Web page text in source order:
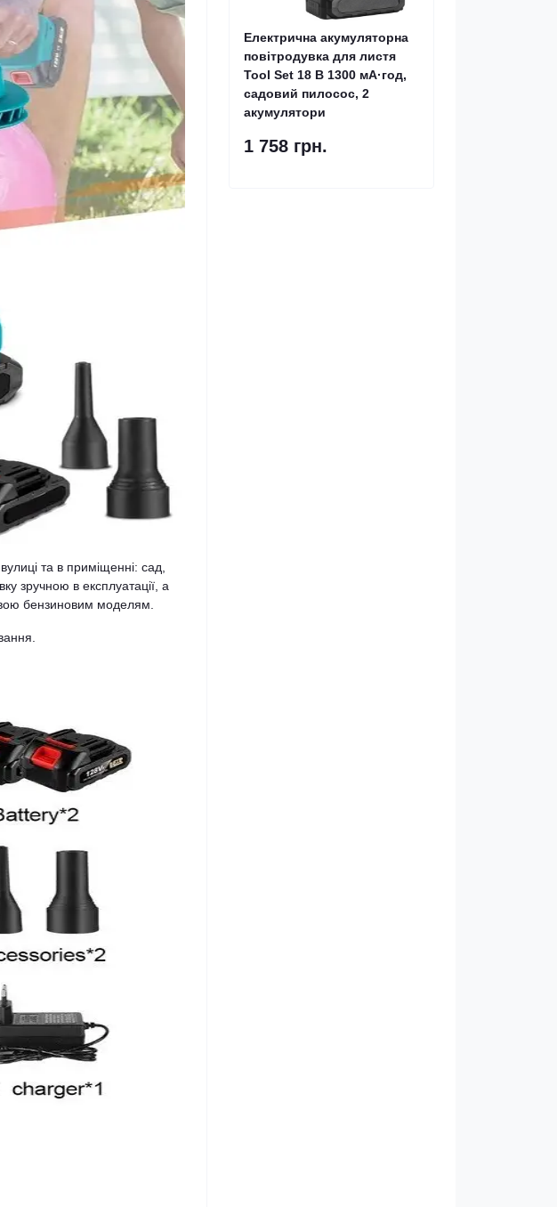
та в приміщенні: сад,
зручною в експлуатації, а
бензиновим моделям.
Електрична акумуляторна
повітродувка для листя
Tool Set 18 В 1300 мА·год,
садовий пилосос, 2
акумулятори
1 758 грн.